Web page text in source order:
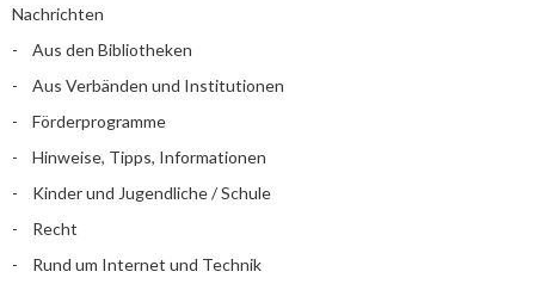
Nachrichten
Aus den Bibliotheken
Aus Verbänden und Institutionen
Förderprogramme
Hinweise, Tipps, Informationen
Kinder und Jugendliche / Schule
Recht
Rund um Internet und Technik